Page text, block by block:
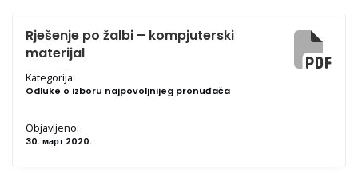
Rješenje po žalbi – kompjuterski
materijal
Kategorija:
Odluke o izboru najpovoljnijeg pronuđača
Objavljeno:
30. март 2020.